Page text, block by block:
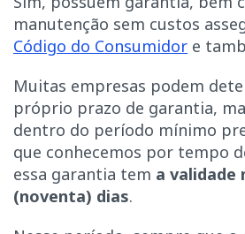
manutenção sem custos
Código do Consumidor e
Muitas empresas podem
próprio prazo de garantia,
dentro do período mínimo
que conhecemos por tempo
essa garantia tem a validade
(noventa) dias.